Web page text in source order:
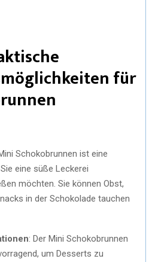
für
Schokobrunnen ist eine
eine süße Leckerei
möchten. Sie können Obst,
in der Schokolade tauchen
: Der Mini Schokobrunnen
um Desserts zu